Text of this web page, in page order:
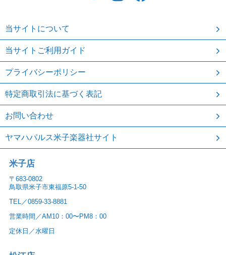
当サイトについて
当サイトご利用ガイド
プライバシーポリシー
特定商取引法に基づく表記
お問い合わせ
ヤマハパルス米子楽器社サイト
米子店
〒683-0802
鳥取県米子市東福原5-1-50
TEL／0859-33-8881
営業時間／AM10：00〜PM8：00
定休日／水曜日